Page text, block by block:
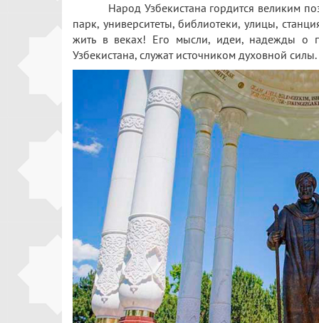
Народ Узбекистана гордится великим
парк, университеты, библиотеки, улицы,
жить в веках! Его мысли, идеи, надежды о
Узбекистана, служат источником духовной силы.